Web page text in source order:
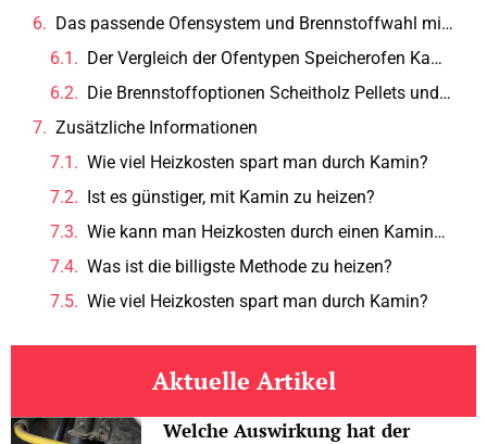
Das passende Ofensystem und Brennstoffwahl mit Vor- und Nachteilen fundiert erklärt zur Entscheidungsfindung liefern.
Der Vergleich der Ofentypen Speicherofen Kaminofen und wasserführender Ofen mit klaren Vor- und Nachteilen.
Die Brennstoffoptionen Scheitholz Pellets und ihre Preise Emissionen und praktische Auswirkungen beschreiben.
Zusätzliche Informationen
Wie viel Heizkosten spart man durch Kamin?
Ist es günstiger, mit Kamin zu heizen?
Wie kann man Heizkosten durch einen Kaminofen sparen?
Was ist die billigste Methode zu heizen?
Wie viel Heizkosten spart man durch Kamin?
Aktuelle Artikel
Welche Auswirkung hat der